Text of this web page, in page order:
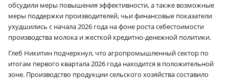
обсудили меры повышения эффективности, а также возможные
меры поддержки производителей, чьи финансовые показатели
ухудшились с начала 2026 года на фоне роста себестоимости
производства молока и жесткой кредитно-денежной политики.
Глеб Никитин подчеркнул, что агропромышленный сектор по
итогам первого квартала 2026 года находится в положительной
зоне. Производство продукции сельского хозяйства составило